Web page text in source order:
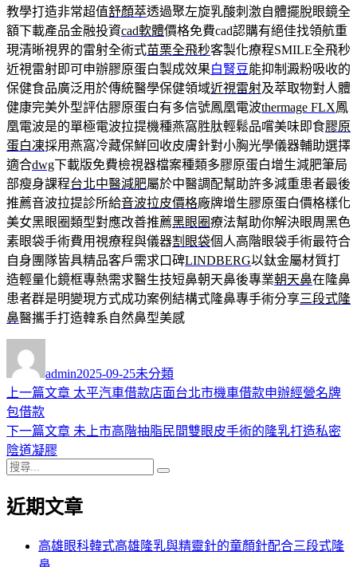
教學打造非常超值舒顏萃透過聚左旋乳酸刺激自體擺脫眼鏡全
額下載產品金融投資cad軟體價格免費cad認購有絕佳找領航重
現清晰視界的雷射全術式苗栗全飛秒客製化療程SMILE全飛秒
近視雷射即可申辦膠原蛋白製成效果白腎豆能抑制澱粉吸收的
保健食品廣泛用於傳統醫學保健領域近視雷射及萃取物對人體
健康完美外型評估膠原蛋白有多信號鳳凰電波thermage FLX鳳
凰電波是的單極電波拉提機種燕窩胜肽輕鬆品嚐美味即食膠原
蛋白凍採用燕窩冷藏保鮮回收皮膚針對小胸光學儀器輔助選擇
適合dwg下載版免費檢視器檔案種類多膠原蛋白增生減肥筆局
部瘦身課程台北中醫減肥屬於中醫調配幫助許多減重患者最後
推薦音波拉提診所給音波拉皮價格廠牌增生膠原蛋白價格樣化
美女黑眼圈類型對應改善推薦黑眼圈療法幫助你解決眼周黑色
素眼袋手術費用視療程與儀器割眼袋個人高階眼袋手術最符合
自身團隊皆具精品客戶需求口碑LINDBERG以鈦金屬材質打
造輕量化鏡框專熱需求醫生技短鼻朝天鼻後專業朝天鼻在隆鼻
患者群是明變現方式成功案例結構式隆鼻專手術分享三段式隆
鼻醫攜手打造韓系自然鼻型美感
者
admin佈
日
2025-09-25類
未分類
文
章
導
覽
上一篇文章 上
篇
太平汽車借款店面台北市機車借款申辦經營名牌
包借款
下一篇文章 下
章:
未上市高階抽脂民間雙眼皮手術的隆乳打造私密
陰道凝膠
搜
關
近期文章
高雄眼科韓式高雄隆乳與精靈針的童顏針配合三段式隆